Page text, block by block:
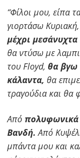
“Φίλοι μου, είπα
γιορτάσω
μέχρι μεσάνυχτα
θα ντύσω με
του Floyd, θα βγω
κάλαντα, θα
τραγούδια και θα
Από πολυφωνικά
Βανδή. Από
μπάντα μου και